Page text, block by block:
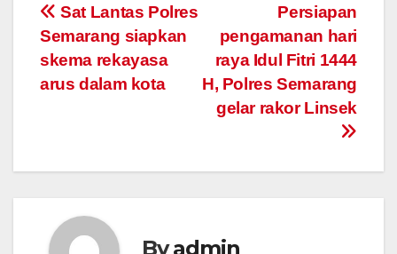
Post
navigation
Persiapan
pengamanan hari
raya Idul Fitri 1444
H, Polres Semarang
gelar rakor Linsek
Sat Lantas Polres
Semarang siapkan
skema rekayasa
arus dalam kota
Byadmin